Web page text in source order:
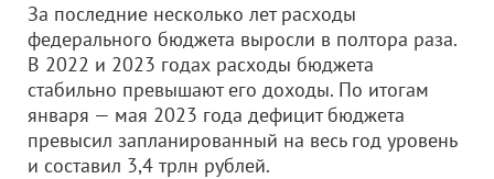
За последние несколько лет расходы
федерального бюджета выросли в полтора раза.
В 2022 и 2023 годах расходы бюджета
стабильно превышают его доходы. По итогам
января — мая 2023 года дефицит бюджета
превысил запланированный на весь год уровень
и составил 3,4 трлн рублей.